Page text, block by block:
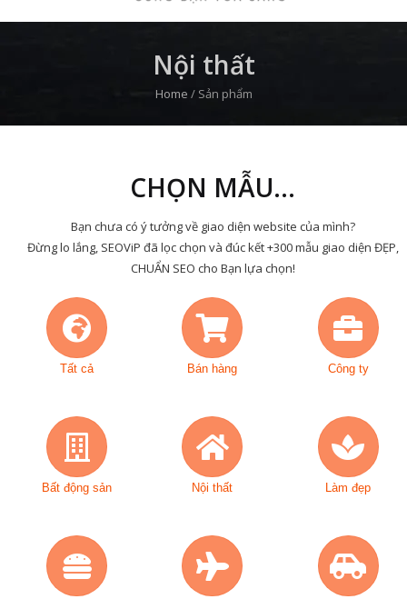
Nội thất
Home / Sản phẩm
CHỌN MẪU...
Bạn chưa có ý tưởng về giao diện website của mình?
Đừng lo lắng, SEOViP đã lọc chọn và đúc kết +300 mẫu giao diện ĐẸP,
CHUẨN SEO cho Bạn lựa chọn!
Tất cả Bán hàng Công ty
Bất động sản Nội thất Làm đẹp